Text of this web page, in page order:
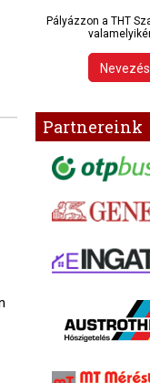
Pályázzon a THT
Nevezés
Partnereink